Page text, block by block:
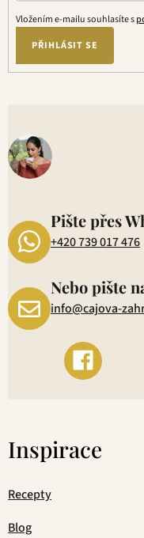
Vložením e-mailu souhlasíte s
PŘIHLÁSIT SE
Pište přes
+420 739 017 476
Nebo pište
info@cajova-
Inspirace
Recepty
Blog